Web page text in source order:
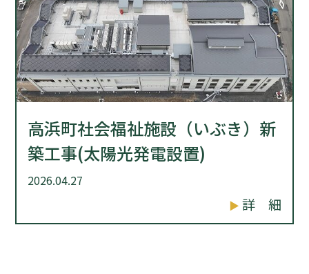
高浜町社会福祉施設（いぶき）新
築工事(太陽光発電設置)
2026.04.27
詳 細